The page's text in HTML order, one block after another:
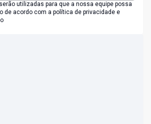
utilizadas para que a nossa equipe possa
de acordo com a política de privacidade e